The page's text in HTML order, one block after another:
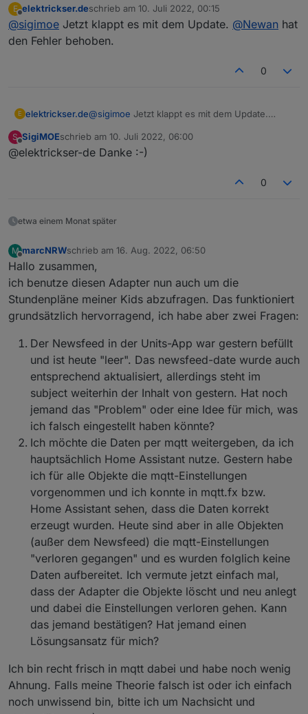
E
Offline
elektrickser.deschrieb am 10. Juli 2022, 00:15
zuletzt editiert von
@sigimoe Jetzt klappt es mit dem Update. @Newan hat
den Fehler behoben.
0
E elektrickser.de@sigimoe Jetzt klappt es mit dem Update.
S
Offline
SigiMOEschrieb am 10. Juli 2022, 06:00
zuletzt editiert von
@elektrickser-de Danke :-)
0
etwa einem Monat später
M
Offline
marcNRWschrieb am 16. Aug. 2022, 06:50
zuletzt editiert von
Hallo zusammen,
ich benutze diesen Adapter nun auch um die
Stundenpläne meiner Kids abzufragen. Das funktioniert
grundsätzlich hervorragend, ich habe aber zwei Fragen:
Der Newsfeed in der Units-App war gestern befüllt
und ist heute "leer". Das newsfeed-date wurde auch
entsprechend aktualisiert, allerdings steht im
subject weiterhin der Inhalt von gestern. Hat noch
jemand das "Problem" oder eine Idee für mich, was
ich falsch eingestellt haben könnte?
Ich möchte die Daten per mqtt weitergeben, da ich
hauptsächlich Home Assistant nutze. Gestern habe
ich für alle Objekte die mqtt-Einstellungen
vorgenommen und ich konnte in mqtt.fx bzw.
Home Assistant sehen, dass die Daten korrekt
erzeugt wurden. Heute sind aber in alle Objekten
(außer dem Newsfeed) die mqtt-Einstellungen
"verloren gegangen" und es wurden folglich keine
Daten aufbereitet. Ich vermute jetzt einfach mal,
dass der Adapter die Objekte löscht und neu anlegt
und dabei die Einstellungen verloren gehen. Kann
das jemand bestätigen? Hat jemand einen
Lösungsansatz für mich?
Ich bin recht frisch in mqtt dabei und habe noch wenig
Ahnung. Falls meine Theorie falsch ist oder ich einfach
noch unwissend bin, bitte ich um Nachsicht und